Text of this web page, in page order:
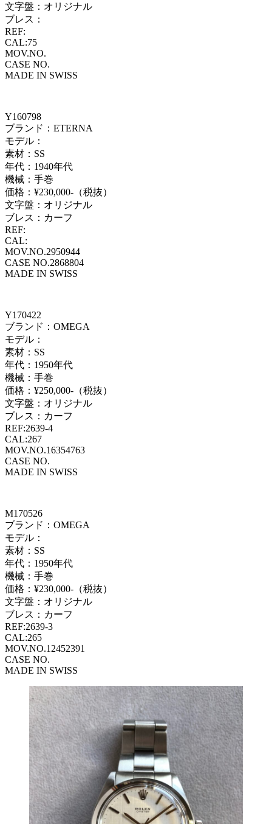
文字盤：オリジナル
ブレス：
REF:
CAL:75
MOV.NO.
CASE NO.
MADE IN SWISS
Y160798
ブランド：ETERNA
モデル：
素材：SS
年代：1940年代
機械：手巻
価格：¥230,000-（税抜）
文字盤：オリジナル
ブレス：カーフ
REF:
CAL:
MOV.NO.2950944
CASE NO.2868804
MADE IN SWISS
Y170422
ブランド：OMEGA
モデル：
素材：SS
年代：1950年代
機械：手巻
価格：¥250,000-（税抜）
文字盤：オリジナル
ブレス：カーフ
REF:2639-4
CAL:267
MOV.NO.16354763
CASE NO.
MADE IN SWISS
M170526
ブランド：OMEGA
モデル：
素材：SS
年代：1950年代
機械：手巻
価格：¥230,000-（税抜）
文字盤：オリジナル
ブレス：カーフ
REF:2639-3
CAL:265
MOV.NO.12452391
CASE NO.
MADE IN SWISS